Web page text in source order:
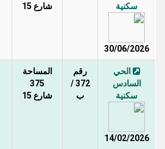
سكنية
30/06/2026
شارع 15
الحي
السادس
سكنية
14/02/2026
رقم
372 /
ب
المساحة
375
شارع 15